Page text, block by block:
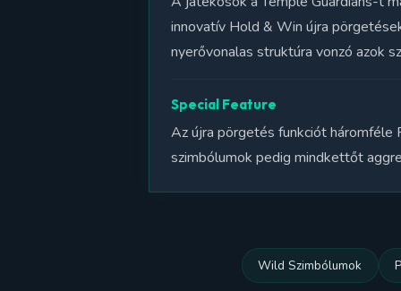
innovatív Hold & Win újra
nyerővonalas struktúra vonzó azok
Special Feature
Az újra pörgetés funkciót háromféle
szimbólumok pedig mindkettőt
Wild Szimbólumok